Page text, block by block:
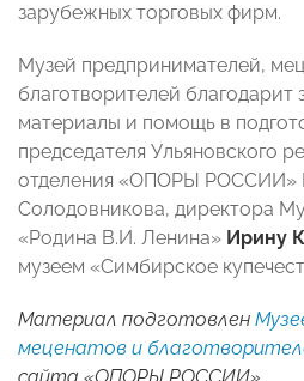
зарубежных торговых фирм.
Музей предпринимателей,
благотворителей благодарит
материалы и помощь в
председателя Ульяновского
отделения «ОПОРЫ РОССИИ»
Солодовникова, директора
«Родина В.И. Ленина» Ирину
музеем «Симбирское
Материал подготовлен
меценатов и